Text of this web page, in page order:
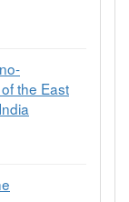
the East